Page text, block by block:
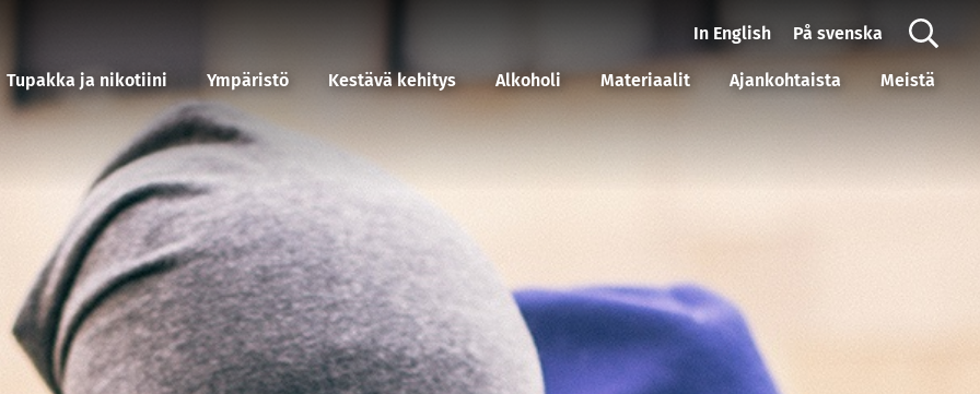
Tupakka ja nikotiini Ympäristö Kestävä kehitys Alkoholi Materiaalit Ajankohtaista Meistä
In English På svenska